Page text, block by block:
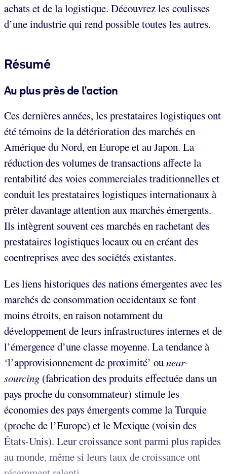
achats et de la logistique. Découvrez les coulisses
d’une industrie qui rend possible toutes les autres.
Résumé
Au plus près de l’action
Ces dernières années, les prestataires logistiques ont
été témoins de la détérioration des marchés en
Amérique du Nord, en Europe et au Japon. La
réduction des volumes de transactions affecte la
rentabilité des voies commerciales traditionnelles et
conduit les prestataires logistiques internationaux à
prêter davantage attention aux marchés émergents.
Ils intègrent souvent ces marchés en rachetant des
prestataires logistiques locaux ou en créant des
coentreprises avec des sociétés existantes.
Les liens historiques des nations émergentes avec les
marchés de consommation occidentaux se font
moins étroits, en raison notamment du
développement de leurs infrastructures internes et de
l’émergence d’une classe moyenne. La tendance à
‘l’approvisionnement de proximité’ ounear-
sourcing (fabrication des produits effectuée dans un
pays proche du consommateur) stimule les
économies des pays émergents comme la Turquie
(proche de l’Europe) et le Mexique (voisin des
États-Unis). Leur croissance sont parmi plus rapides
au monde, même si leurs taux de croissance ont